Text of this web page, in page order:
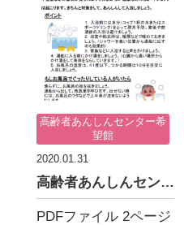
高齢者あんしんセンター希
望館
2020.01.31
高齢者あんしんセンター希望館たより 2月1日号
PDFファイル 2ページ